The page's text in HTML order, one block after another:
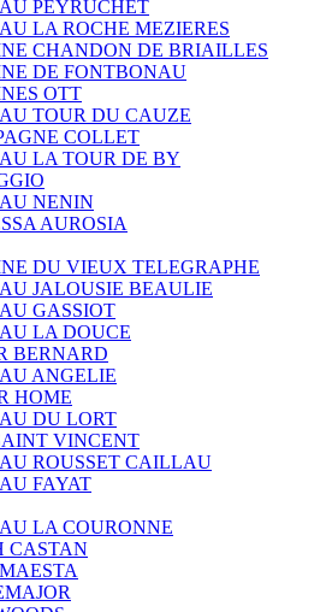
PEYRUCHET
LA ROCHE MEZIERES
CHANDON DE BRIAILLES
DE FONTBONAU
OTT
TOUR DU CAUZE
COLLET
LA TOUR DE BY
NENIN
AUROSIA
DU VIEUX TELEGRAPHE
JALOUSIE BEAULIE
GASSIOT
LA DOUCE
BERNARD
ANGELIE
HOME
DU LORT
VINCENT
ROUSSET CAILLAU
FAYAT
LA COURONNE
CASTAN